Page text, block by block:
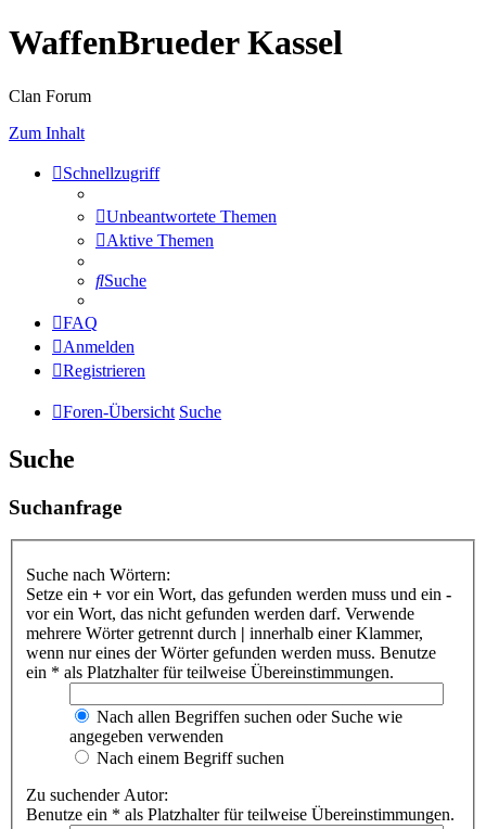
WaffenBrueder Kassel
Clan Forum
Zum Inhalt
Schnellzugriff
Unbeantwortete Themen
Aktive Themen
Suche
FAQ
Anmelden
Registrieren
Foren-Übersicht Suche
Suche
Suchanfrage
Suche nach Wörtern:
Setze ein + vor ein Wort, das gefunden werden muss und ein -
vor ein Wort, das nicht gefunden werden darf. Verwende
mehrere Wörter getrennt durch | innerhalb einer Klammer,
wenn nur eines der Wörter gefunden werden muss. Benutze
ein * als Platzhalter für teilweise Übereinstimmungen.
Nach allen Begriffen suchen oder Suche wie
angegeben verwenden
Nach einem Begriff suchen
Zu suchender Autor:
Benutze ein * als Platzhalter für teilweise Übereinstimmungen.